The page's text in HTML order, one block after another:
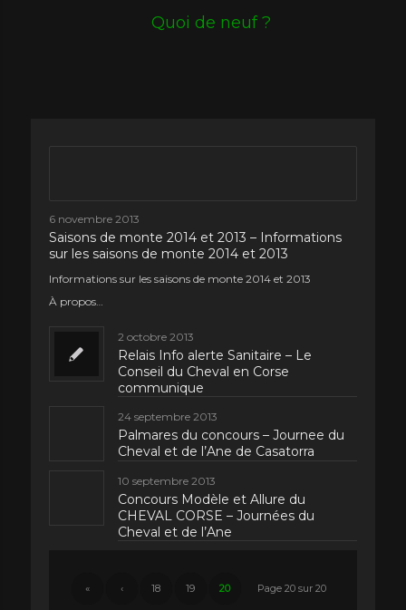
Quoi de neuf ?
6 novembre 2013
Saisons de monte 2014 et 2013 – Informations
sur les saisons de monte 2014 et 2013
Informations sur les saisons de monte 2014 et 2013
À propos…
2 octobre 2013
Relais Info alerte Sanitaire – Le
Conseil du Cheval en Corse
communique
24 septembre 2013
Palmares du concours – Journee du
Cheval et de l’Ane de Casatorra
10 septembre 2013
Concours Modèle et Allure du
CHEVAL CORSE – Journées du
Cheval et de l’Ane
Page 20 sur 20
« ‹ 18 19 20